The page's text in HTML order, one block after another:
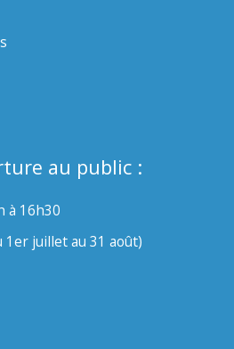
au public :
à 16h30
1er juillet au 31 août)